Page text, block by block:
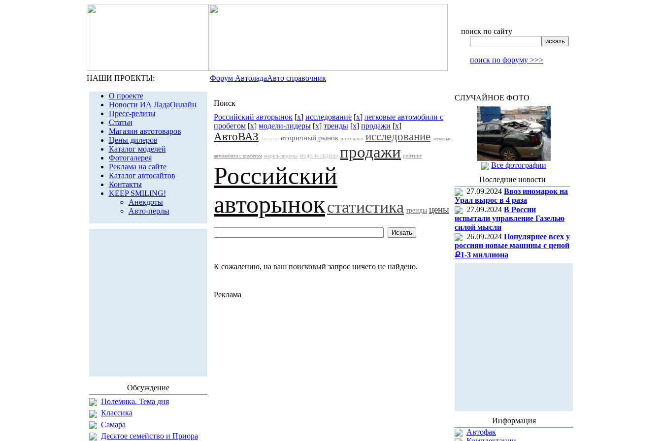
поиск по сайту
поиск по форуму >>>
НАШИ ПРОЕКТЫ: Форум АвтоладаАвто справочник
О проекте
Новости ИА ЛадаОнлайн
Пресс-релизы
Статьи
Магазин автотоваров
Цены дилеров
Каталог моделей
Фотогалерея
Реклама на сайте
Каталог автосайтов
Контакты
KEEP SMILING!
Анекдоты
Авто-перлы
Обсуждение
Полемика. Тема дня
Классика
Самара
Десятое семейство и Приора
Поиск
Российский авторынок [x] исследование [x] легковые автомобили с
пробегом [x] модели-лидеры [x] тренды [x] продажи [x]
АвтоВАЗ Автостат вторичный рынок иномарки исследование легковые
автомобили с пробегом марки-лидеры модели-лидеры продажи рейтинг
Российский
авторынокстатистика тренды цены
К сожалению, на ваш поисковый запрос ничего не найдено.
Реклама
СЛУЧАЙНОЕ ФОТО
Все фотографии
Последние новости
27.09.2024 Ввоз иномарок на
Урал вырос в 4 раза
27.09.2024 В России
испытали управление Газелью
силой мысли
26.09.2024 Популярнее всех у
россиян новые машины с ценой
Ք1-3 миллиона
Информация
Автофак